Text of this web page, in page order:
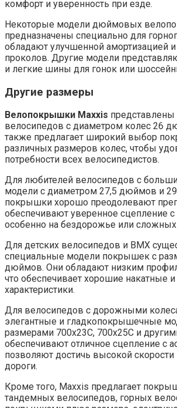
комфорт и уверенность при езде.
Некоторые модели дюймовых
предназначены специально для
обладают улучшенной амортизацией
проколов. Другие модели
и легкие шины для гонок или
Другие размеры
Велопокрышки Maxxis представлены
велосипедов с диаметром колес 26
также предлагает широкий выбор
различных размеров колес, чтобы
потребности всех велосипедистов.
Для любителей велосипедов с
модели с диаметром 27,5 дюймов и
покрышки хорошо преодолевают
обеспечивают уверенное сцепление с
особенно на бездорожье или сложных
Для детских велосипедов и BMX
специальные модели покрышек с
дюймов. Они обладают низким
что обеспечивает хорошие накатные
характеристики.
Для велосипедов с дорожными
элегантные и гладкопокрышечные
размерами 700x23C, 700x25C и
обеспечивают отличное сцепление с
позволяют достичь высокой скорости
дороги.
Кроме того, Maxxis предлагает
тандемных велосипедов, горных